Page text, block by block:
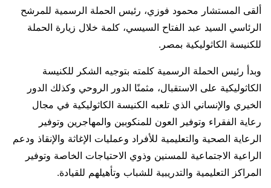
ألقى المستشار محمود فوزي، رئيس الحملة الرسمية للمرشح
الرئاسي السيد عبد الفتاح السيسي، كلمة خلال زيارة الحملة
للكنيسة الكاثوليكية بمصر.
وبدأ رئيس الحملة الرسمية كلمته بتوجيه الشكر للكنيسة
الكاثوليكية على الاستقبال، مثمنًا الدور الروحي وكذلك الدور
الخيري والإنساني الذي تلعبه الكنيسة الكاثوليكية في مجال
رعاية الفقراء وتوفير العون للمنكوبين والمهاجرين وتوفير
الرعاية الصحية والتعليمية للأفراد وعمليات الإغاثة والإنقاذ ودعم
الراعية الاجتماعية للمسنين وذوي الاحتياجات الخاصة وتوفير
المراكز التعليمية والتدريبية للشباب وتأهيلهم للقيادة.